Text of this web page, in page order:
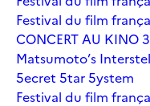
Festival du film
CONCERT AU KINO
Matsumoto’s
5ecret 5tar 5ystem
Festival du film